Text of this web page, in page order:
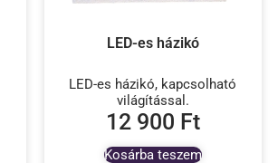
LED-es házikó
12 900 Ft
LED-es házikó, kapcsolható
világítással.
Kosárba teszem